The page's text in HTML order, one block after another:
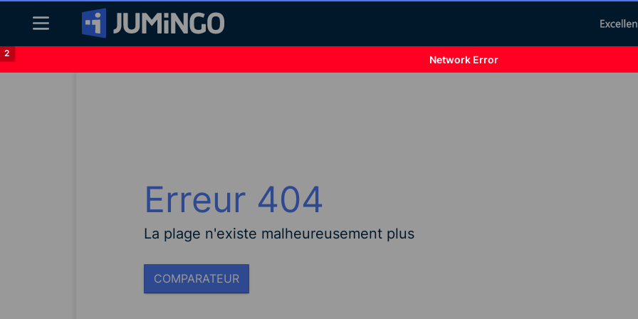
Erreur 404
La plage n'existe malheureusement plus
COMPARATEUR
Network Error
2